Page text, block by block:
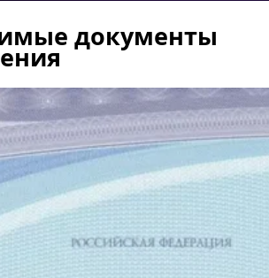
документы